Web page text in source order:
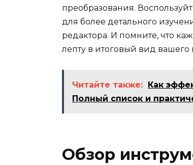
преобразования.
для более детального
редактора. И помните, что
лепту в итоговый вид вашего
Читайте также:
Как
Полный список и
Обзор